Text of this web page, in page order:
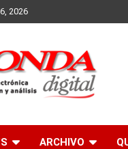
2026
ARCHIVO